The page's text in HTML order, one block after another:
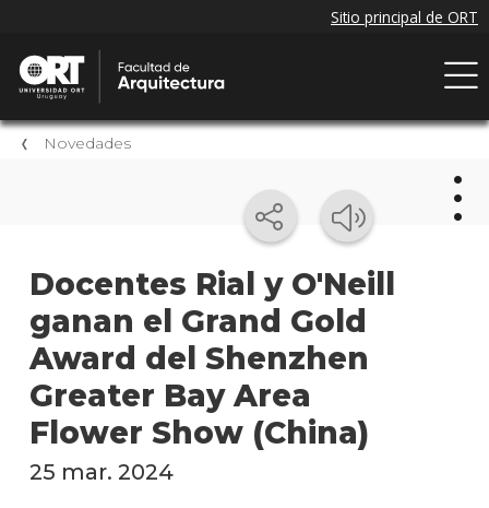
Novedades
Docentes Rial y O'Neill
ganan el Grand Gold
Award del Shenzhen
Greater Bay Area
Flower Show (China)
25 mar. 2024